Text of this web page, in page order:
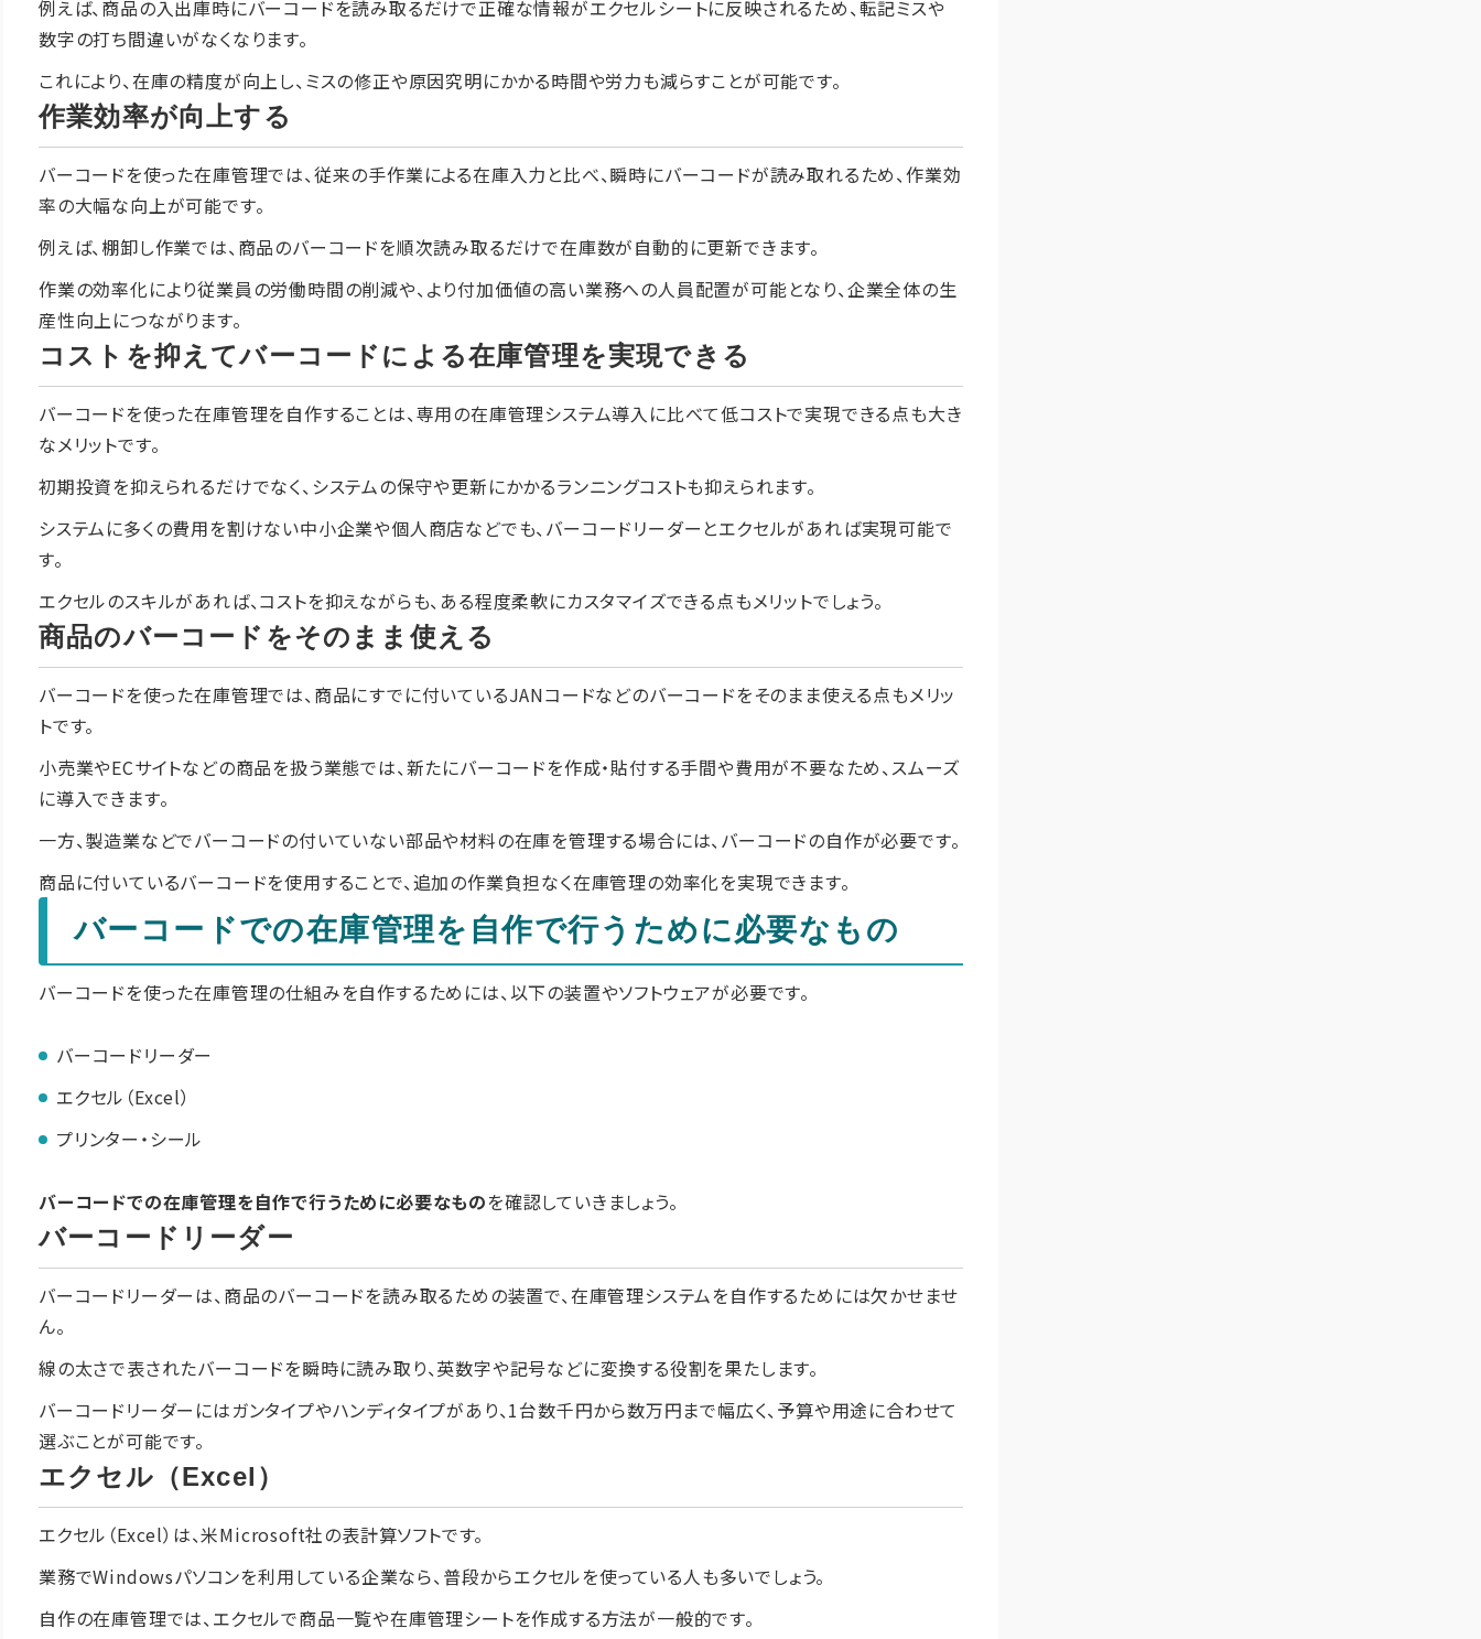
例えば、商品の入出庫時にバーコードを読み取るだけで正確な情報がエクセルシートに反映されるため、転記ミスや
数字の打ち間違いがなくなります。
これにより、在庫の精度が向上し、ミスの修正や原因究明にかかる時間や労力も減らすことが可能です。
作業効率が向上する
バーコードを使った在庫管理では、従来の手作業による在庫入力と比べ、瞬時にバーコードが読み取れるため、作業効
率の大幅な向上が可能です。
例えば、棚卸し作業では、商品のバーコードを順次読み取るだけで在庫数が自動的に更新できます。
作業の効率化により従業員の労働時間の削減や、より付加価値の高い業務への人員配置が可能となり、企業全体の生
産性向上につながります。
コストを抑えてバーコードによる在庫管理を実現できる
バーコードを使った在庫管理を自作することは、専用の在庫管理システム導入に比べて低コストで実現できる点も大き
なメリットです。
初期投資を抑えられるだけでなく、システムの保守や更新にかかるランニングコストも抑えられます。
システムに多くの費用を割けない中小企業や個人商店などでも、バーコードリーダーとエクセルがあれば実現可能で
す。
エクセルのスキルがあれば、コストを抑えながらも、ある程度柔軟にカスタマイズできる点もメリットでしょう。
商品のバーコードをそのまま使える
バーコードを使った在庫管理では、商品にすでに付いているJANコードなどのバーコードをそのまま使える点もメリッ
トです。
小売業やECサイトなどの商品を扱う業態では、新たにバーコードを作成・貼付する手間や費用が不要なため、スムーズ
に導入できます。
一方、製造業などでバーコードの付いていない部品や材料の在庫を管理する場合には、バーコードの自作が必要です。
商品に付いているバーコードを使用することで、追加の作業負担なく在庫管理の効率化を実現できます。
バーコードでの在庫管理を自作で行うために必要なもの
バーコードを使った在庫管理の仕組みを自作するためには、以下の装置やソフトウェアが必要です。
バーコードリーダー
エクセル（Excel）
プリンター・シール
バーコードでの在庫管理を自作で行うために必要なものを確認していきましょう。
バーコードリーダー
バーコードリーダーは、商品のバーコードを読み取るための装置で、在庫管理システムを自作するためには欠かせませ
ん。
線の太さで表されたバーコードを瞬時に読み取り、英数字や記号などに変換する役割を果たします。
バーコードリーダーにはガンタイプやハンディタイプがあり、1台数千円から数万円まで幅広く、予算や用途に合わせて
選ぶことが可能です。
エクセル（Excel）
エクセル（Excel）は、米Microsoft社の表計算ソフトです。
業務でWindowsパソコンを利用している企業なら、普段からエクセルを使っている人も多いでしょう。
自作の在庫管理では、エクセルで商品一覧や在庫管理シートを作成する方法が一般的です。